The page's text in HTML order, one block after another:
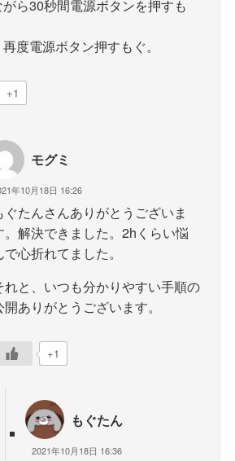
ら30秒間電源ボタンを押すも
度電源ボタン押すもぐ。
+1
モグミ
年10月18日 16:26
ぐたんさんありがとうございま
。解決できました。2hくらい悩
で心折れてました。
れと、いつも分かりやすい手順の
開ありがとうございます。
+1
もぐたん
2021年10月18日 16:36